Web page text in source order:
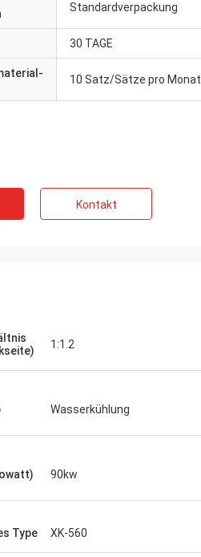
Standardverpackung
30 TAGE
10 Satz/Sätze pro Monat
Kontakt
1:1.2
Wasserkühlung
90kw
Type XK-560